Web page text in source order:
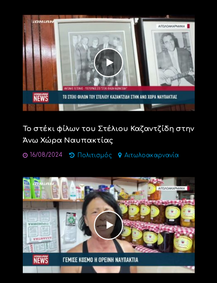
Το στέκι φίλων του Στέλιου Καζαντζίδη στην
Άνω Χώρα Ναυπακτίας
16/08/2024 Πολιτισμός Αιτωλοακαρνανία